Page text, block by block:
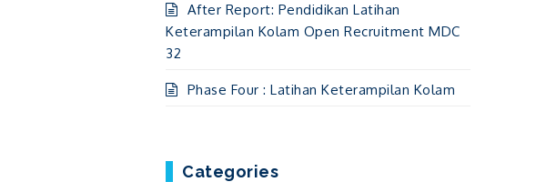
After Report: Pendidikan Latihan
Keterampilan Kolam Open Recruitment MDC
32
Phase Four : Latihan Keterampilan Kolam
Categories